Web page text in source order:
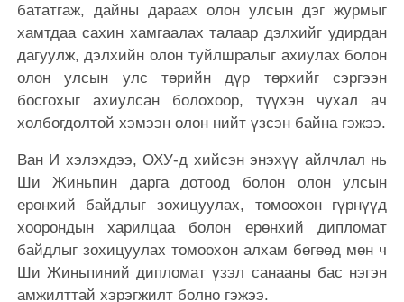
бататгаж, дайны дараах олон улсын дэг журмыг
хамтдаа сахин хамгаалах талаар дэлхийг удирдан
дагуулж, дэлхийн олон туйлшралыг ахиулах болон
олон улсын улс төрийн дүр төрхийг сэргээн
босгохыг ахиулсан болохоор, түүхэн чухал ач
холбогдолтой хэмээн олон нийт үзсэн байна гэжээ.
Ван И хэлэхдээ, ОХУ-д хийсэн энэхүү айлчлал нь
Ши Жиньпин дарга дотоод болон олон улсын
ерөнхий байдлыг зохицуулах, томоохон гүрнүүд
хоорондын харилцаа болон ерөнхий дипломат
байдлыг зохицуулах томоохон алхам бөгөөд мөн ч
Ши Жиньпиний дипломат үзэл санааны бас нэгэн
амжилттай хэрэгжилт болно гэжээ.